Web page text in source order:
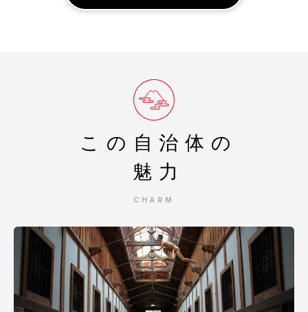
また、佐川急便においては従来より有償での転送手続きと
入金確認後、注文内容確認画面の【注文者情報】に記載の
住所に15日程度で発送いたします。
申請書を受領書と一緒にお送りします。必要情報を記載の
上、同封の返信用封筒で返送してください。
〒093-8555 北海道網走市南5条東1丁目10
この自治体の
魅力
CHARM